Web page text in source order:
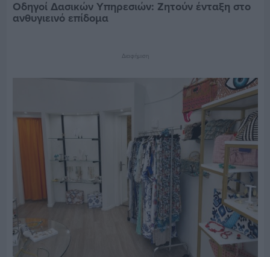
Οδηγοί Δασικών Υπηρεσιών: Ζητούν ένταξη στο
ανθυγιεινό επίδομα
Διαφήμιση